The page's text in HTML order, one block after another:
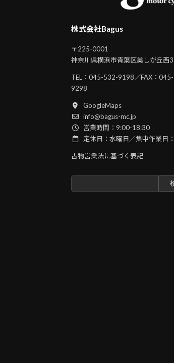
株式会社Bagus
〒225-0001
神奈川県横浜市青葉区美しが丘西
TEL： 045-532-9198／FAX：
9298
GoogleMaps
info@bagus-mc.jp
営業時間：9:00-18:30
定休日：水曜日／集中作業日
古物営業法に基づく表記
検